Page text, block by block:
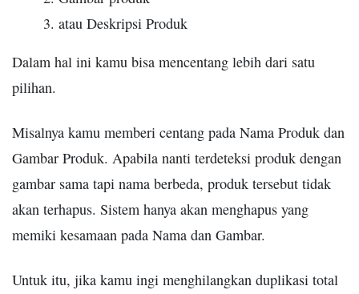
atau Deskripsi Produk
Dalam hal ini kamu bisa mencentang lebih dari satu
pilihan.
Misalnya kamu memberi centang pada Nama Produk dan
Gambar Produk. Apabila nanti terdeteksi produk dengan
gambar sama tapi nama berbeda, produk tersebut tidak
akan terhapus. Sistem hanya akan menghapus yang
memiki kesamaan pada Nama dan Gambar.
Untuk itu, jika kamu ingi menghilangkan duplikasi total